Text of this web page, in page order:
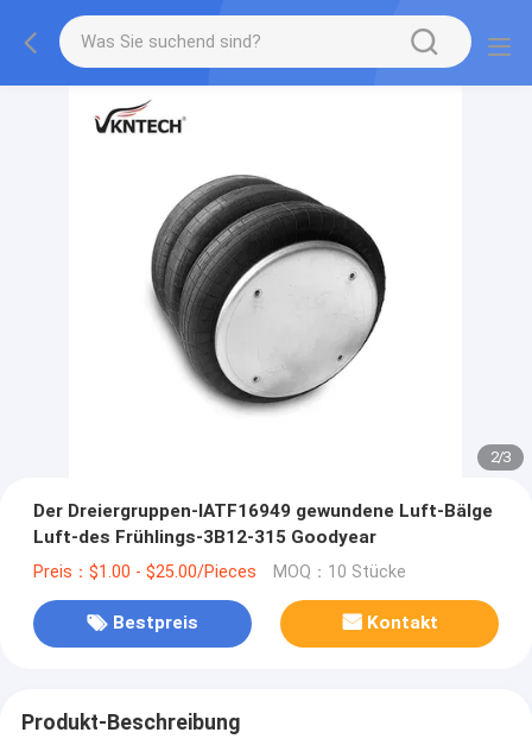
2/3
Der Dreiergruppen-IATF16949 gewundene Luft-Bälge
Luft-des Frühlings-3B12-315 Goodyear
Preis：$1.00 - $25.00/Pieces MOQ：10 Stücke
Bestpreis Kontakt
Produkt-Beschreibung